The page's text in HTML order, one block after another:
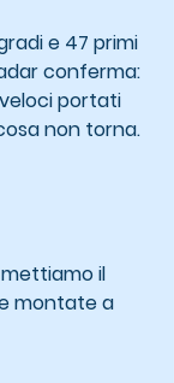
e 47 primi
conferma:
portati
non torna.
il
montate a